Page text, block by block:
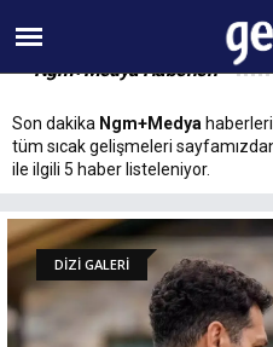
09 AĞUSTOS
Ngm+Medya Haberleri
Son dakika Ngm+Medya
tüm sıcak gelişmeleri
ile ilgili 5 haber listeleniyor.
DİZİ GALERİ